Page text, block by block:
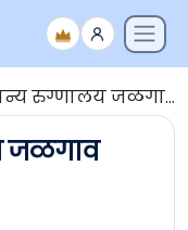
जळगाव भरती 2023
जळगाव